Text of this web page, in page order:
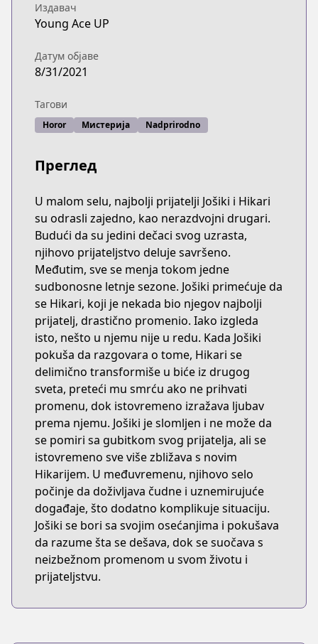
Издавач
Young Ace UP
Датум објаве
8/31/2021
Тагови
Horor Мистерија Nadprirodno
Преглед
U malom selu, najbolji prijatelji Jošiki i Hikari
su odrasli zajedno, kao nerazdvojni drugari.
Budući da su jedini dečaci svog uzrasta,
njihovo prijateljstvo deluje savršeno.
Međutim, sve se menja tokom jedne
sudbonosne letnje sezone. Jošiki primećuje da
se Hikari, koji je nekada bio njegov najbolji
prijatelj, drastično promenio. Iako izgleda
isto, nešto u njemu nije u redu. Kada Jošiki
pokuša da razgovara o tome, Hikari se
delimično transformiše u biće iz drugog
sveta, preteći mu smrću ako ne prihvati
promenu, dok istovremeno izražava ljubav
prema njemu. Jošiki je slomljen i ne može da
se pomiri sa gubitkom svog prijatelja, ali se
istovremeno sve više zbližava s novim
Hikarijem. U međuvremenu, njihovo selo
počinje da doživljava čudne i uznemirujuće
događaje, što dodatno komplikuje situaciju.
Jošiki se bori sa svojim osećanjima i pokušava
da razume šta se dešava, dok se suočava s
neizbežnom promenom u svom životu i
prijateljstvu.